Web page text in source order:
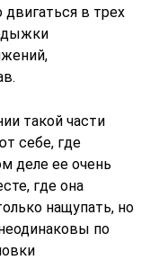
в трех
такой части
себе, где
деле ее очень
где она
нащупать, но
по